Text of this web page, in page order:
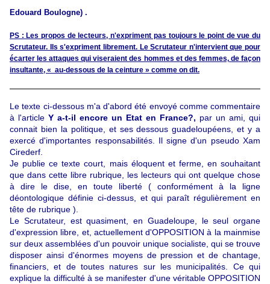
Edouard Boulogne) .
PS : Les propos de lecteurs, n'expriment pas toujours le point de vue du
Scrutateur. Ils s'expriment librement. Le Scrutateur n'intervient que pour
écarter les attaques qui viseraient des hommes et des femmes, de façon
insultante, « au-dessous de la ceinture » comme on dit.
Le texte ci-dessous m'a d'abord été envoyé comme commentaire
à l'article Y a-t-il encore un Etat en France?, par un ami, qui
connait bien la politique, et ses dessous guadeloupéens, et y a
exercé d'importantes responsabilités. Il signe d'un pseudo Xam
Cirederf.
Je publie ce texte court, mais éloquent et ferme, en souhaitant
que dans cette libre rubrique, les lecteurs qui ont quelque chose
à dire le dise, en toute liberté ( conformément à la ligne
déontologique définie ci-dessus, et qui paraît régulièrement en
tête de rubrique ).
Le Scrutateur, est quasiment, en Guadeloupe, le seul organe
d'expression libre, et, actuellement d'OPPOSITION à la mainmise
sur deux assemblées d'un pouvoir unique socialiste, qui se trouve
disposer ainsi d'énormes moyens de pression et de chantage,
financiers, et de toutes natures sur les municipalités. Ce qui
explique la difficulté à se manifester d'une véritable OPPOSITION